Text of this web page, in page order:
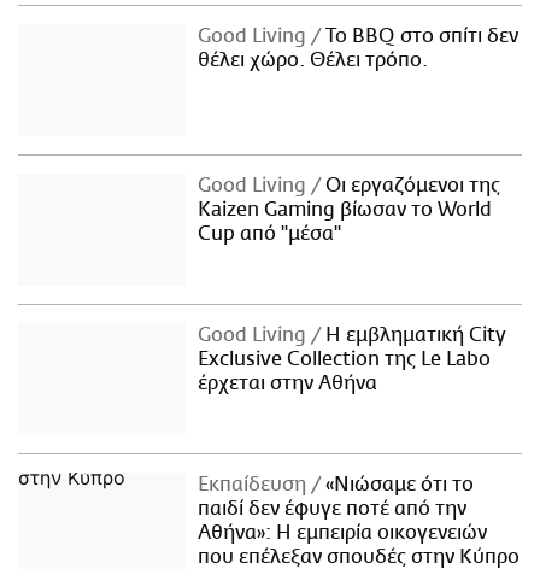
Good Living
Το BBQ στο σπίτι δεν
θέλει χώρο. Θέλει τρόπο.
Good Living
Οι εργαζόμενοι της
Kaizen Gaming βίωσαν το World
Cup από "μέσα"
Good Living
Η εμβληματική City
Exclusive Collection της Le Labo
έρχεται στην Αθήνα
Εκπαίδευση
«Νιώσαμε ότι το
παιδί δεν έφυγε ποτέ από την
Αθήνα»: Η εμπειρία οικογενειών
που επέλεξαν σπουδές στην Κύπρο